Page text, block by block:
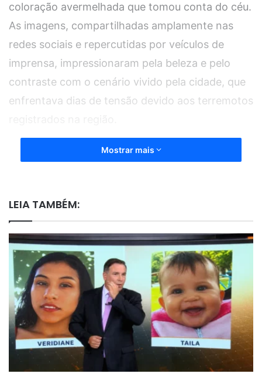
coloração avermelhada que tomou conta do céu.
As imagens, compartilhadas amplamente nas
redes sociais e repercutidas por veículos de
imprensa, impressionaram pela beleza e pelo
contraste com o cenário vivido pela cidade, que
enfrentava dias de tensão devido aos terremotos
Mostrar mais
LEIA TAMBÉM: